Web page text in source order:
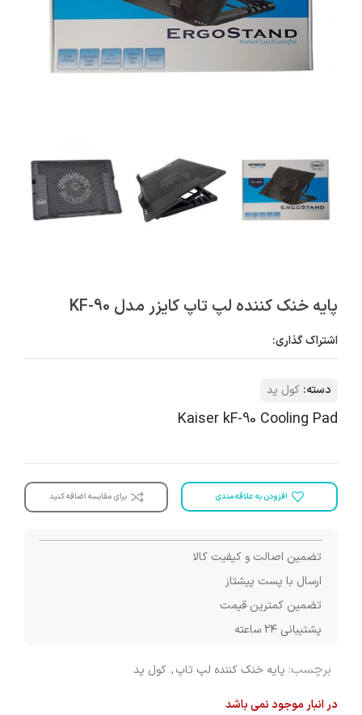
پایه خنک کننده لپ تاپ کایزر مدل KF-90
اشتراک گذاری:
دسته: کول پد
Kaiser kF-90 Cooling Pad
افزودن به علاقه مندی برای مقایسه اضافه کنید
تضمین اصالت و کیفیت کالا
ارسال با پست پیشتاز
تضمین کمترین قیمت
پشتیبانی ۲۴ ساعته
برچسب: پایه خنک کننده لپ تاپ, کول پد
در انبار موجود نمی باشد